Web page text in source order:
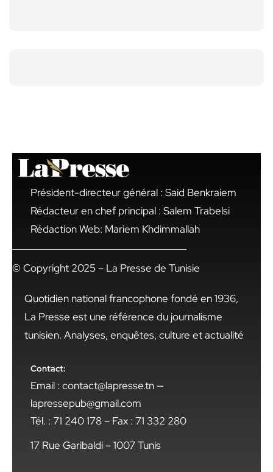
Président-directeur général : Said Benkraiem
Rédacteur en chef principal : Salem Trabelsi
Rédaction Web: Mariem Khdimmallah
© Copyright 2025 – La Presse de Tunisie
Quotidien national francophone fondé en 1936,
La Presse est une référence du journalisme
tunisien. Analyses, enquêtes, culture et actualité
Contact:
Email : contact@lapresse.tn —
lapressepub@gmail.com
Tél. : 71 240 178 – Fax : 71 332 280
17 Rue Garibaldi – 1007 Tunis